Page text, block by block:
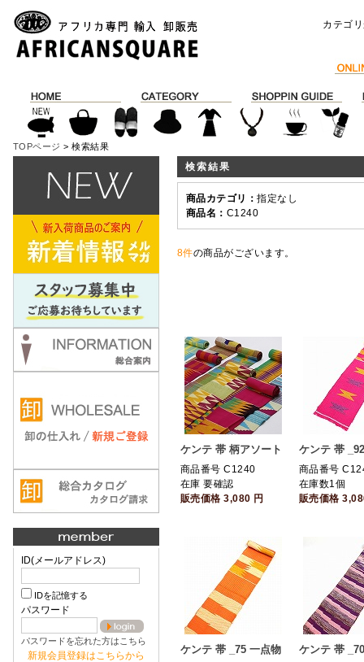
カテゴ
TOPページ > 検索結果
ID(メールアドレス)
IDを記憶する
パスワード
パスワードを忘れた方はこちら
新規会員登録はこちらから
検索結果
商品カテゴリ：指定なし
商品名： C1240
8件の商品がございます。
ケンテ 帯 柄アソート
商品番号 C1240
在庫 要確認
販売価格3,080 円
ケンテ 帯
商品番号
在庫数1個
販売価格
ケンテ 帯 _75 一点物 ケンテ 帯